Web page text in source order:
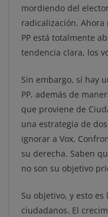
mordiendo del
radicalización.
PP está totalmente
tendencia clara, los
Sin embargo, sí hay
PP, además de
que proviene de
una estrategia de
ignorar a Vox.
su derecha. Saben
no son su objetivo
Su objetivo, y esto
ciudadanos. El